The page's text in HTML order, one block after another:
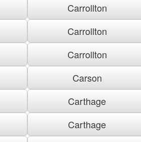
Carrollton
Carrollton
Carrollton
Carson
Carthage
Carthage